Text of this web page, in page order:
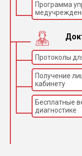
Программа
Протоколы
Получение
кабинету
Бесплатные
диагностике